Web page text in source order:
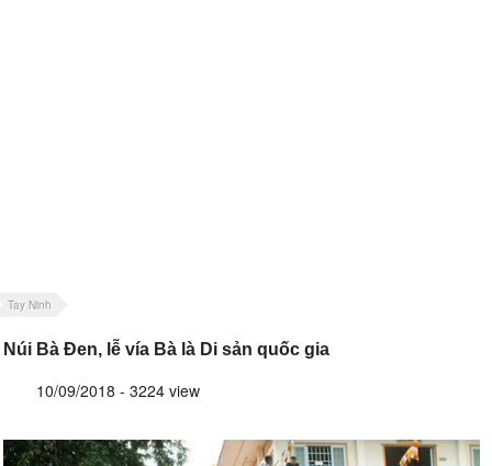
Tay Ninh
Núi Bà Đen, lễ vía Bà là Di sản quốc gia
10/09/2018 - 3224 view